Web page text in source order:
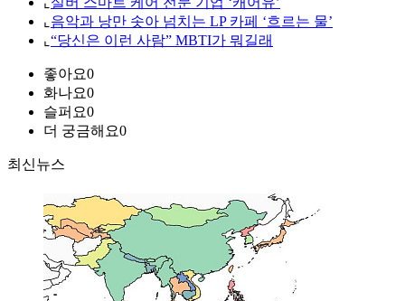
⌞ 음악과 낭만 솟아 넘치는 LP 카페 ‘흐르는 물’
⌞ “당신은 이런 사람” MBTI가 뭐길래
좋아요0
화나요0
슬퍼요0
더 궁금해요0
최신뉴스